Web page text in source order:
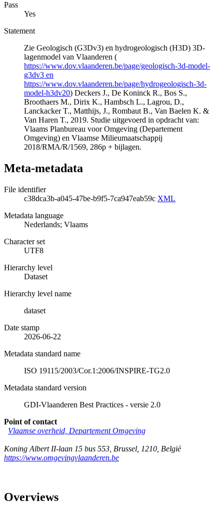
Pass
Yes
Statement
Zie Geologisch (G3Dv3) en hydrogeologisch (H3D) 3D-
lagenmodel van Vlaanderen (
https://www.dov.vlaanderen.be/page/geologisch-3d-model-
g3dv3 en
https://www.dov.vlaanderen.be/page/hydrogeologisch-3d-
model-h3dv20) Deckers J., De Koninck R., Bos S.,
Broothaers M., Dirix K., Hambsch L., Lagrou, D.,
Lanckacker T., Matthijs, J., Rombaut B., Van Baelen K. &
Van Haren T., 2019. Studie uitgevoerd in opdracht van:
Vlaams Planbureau voor Omgeving (Departement
Omgeving) en Vlaamse Milieumaatschappij
2018/RMA/R/1569, 286p + bijlagen.
Meta-metadata
File identifier
c38dca3b-a045-47be-b9f5-7ca947eab59c XML
Metadata language
Nederlands; Vlaams
Character set
UTF8
Hierarchy level
Dataset
Hierarchy level name
dataset
Date stamp
2026-06-22
Metadata standard name
ISO 19115/2003/Cor.1:2006/INSPIRE-TG2.0
Metadata standard version
GDI-Vlaanderen Best Practices - versie 2.0
Point of contact
Vlaamse overheid, Departement Omgeving
Koning Albert II-laan 15 bus 553 Brussel 1210 België
https://www.omgevingvlaanderen.be
Overviews